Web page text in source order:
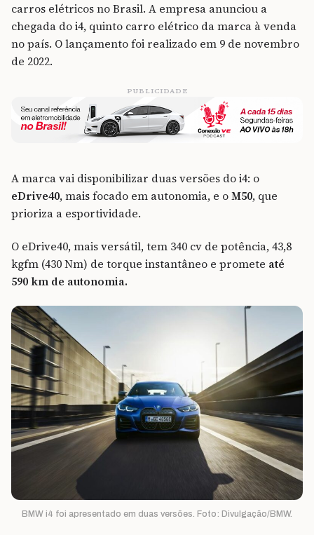
carros elétricos no Brasil. A empresa anunciou a
chegada do i4, quinto carro elétrico da marca à venda
no país. O lançamento foi realizado em 9 de novembro
de 2022.
PUBLICIDADE
A marca vai disponibilizar duas versões do i4: o
eDrive40, mais focado em autonomia, e oM50, que
prioriza a esportividade.
O eDrive40, mais versátil, tem 340 cv de potência, 43,8
kgfm (430 Nm) de torque instantâneo e promete até
590 km de autonomia.
BMW i4 foi apresentado em duas versões. Foto: Divulgação/BMW.